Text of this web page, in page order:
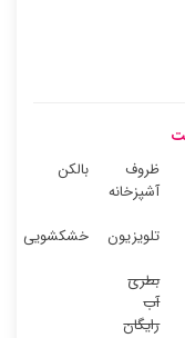
ظروف
آشپزخانه
بالکن
تلویزیون
خشکشویی
بطری
آب
رایگان